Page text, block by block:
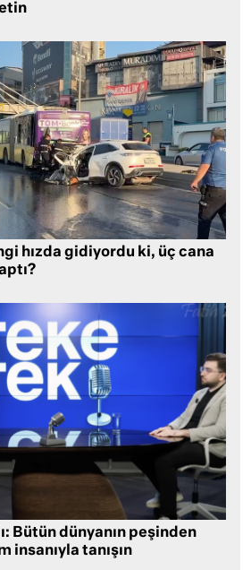
hızda gidiyordu ki, üç cana
Bütün dünyanın peşinden
insanıyla tanışın